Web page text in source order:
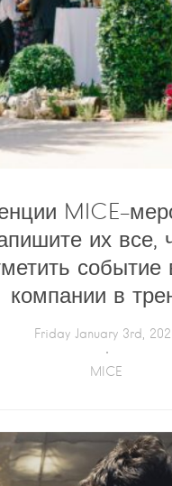
MICE-
их все,
событие
компании в
Friday January 3rd,
MICE